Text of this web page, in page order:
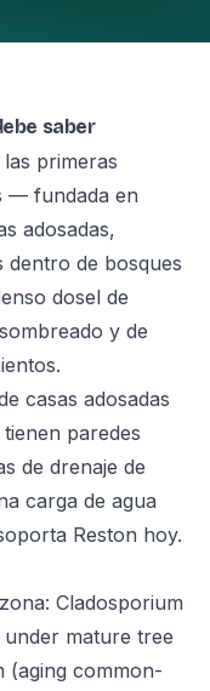
saber
primeras
— fundada en
adosadas,
dentro de bosques
dosel de
y de
casas adosadas
paredes
de drenaje de
carga de agua
Reston hoy.
Cladosporium
mature tree
(aging common-